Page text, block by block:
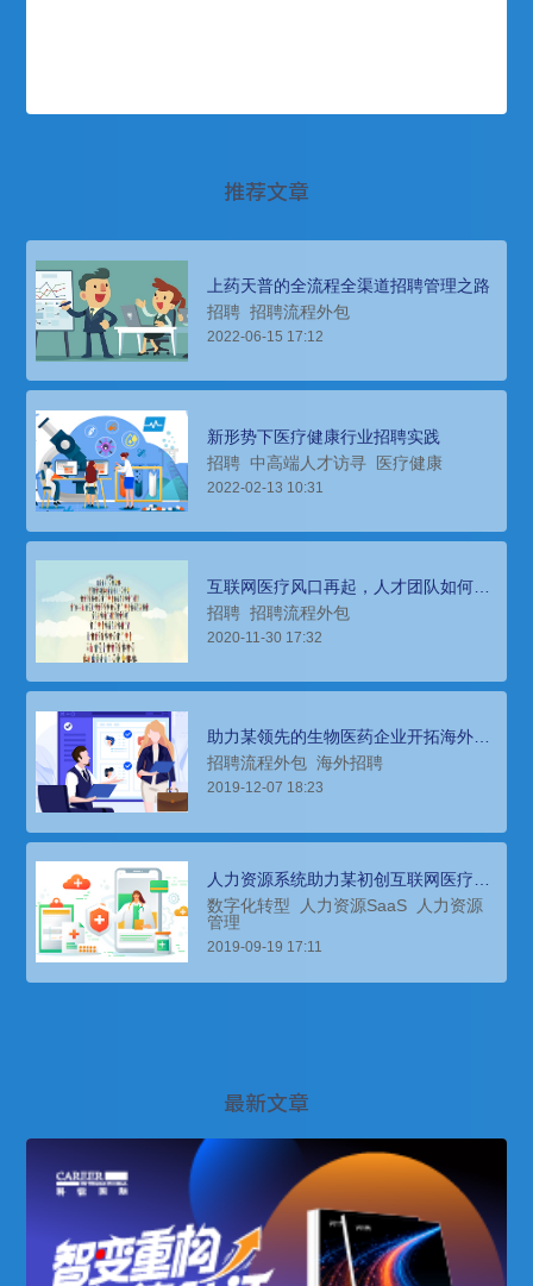
推荐文章
上药天普的全流程全渠道招聘管理之路
招聘 招聘流程外包
2022-06-15 17:12
新形势下医疗健康行业招聘实践
招聘 中高端人才访寻 医疗健康
2022-02-13 10:31
互联网医疗风口再起，人才团队如何快
速搭建？
招聘 招聘流程外包
2020-11-30 17:32
助力某领先的生物医药企业开拓海外市
场，组建全球化的营销和技术团队
招聘流程外包 海外招聘
2019-12-07 18:23
人力资源系统助力某初创互联网医疗公
司组织架构整改
数字化转型 人力资源SaaS
人力资源
管理
2019-09-19 17:11
最新文章